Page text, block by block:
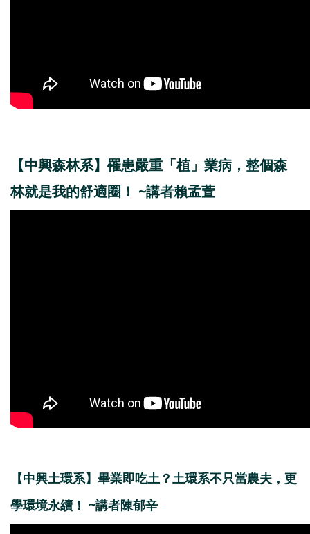
【中興森林系】罹患嚴重「植」業病，整個森
林就是我的舒適圈！ ~講者賴孟萱
【中興土環系】畢業即吃土？土環系不只當農夫，更
學環境永續！ ~講者陳郁辛